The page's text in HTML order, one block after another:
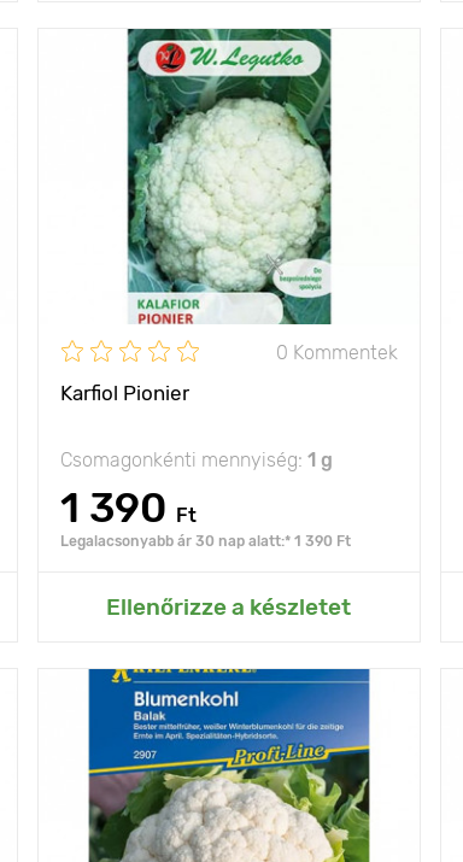
0 Kommentek
Karfiol Pionier
Csomagonkénti mennyiség: 1 g
1 390 Ft
Legalacsonyabb ár 30 nap alatt:* 1 390 Ft
Ellenőrizze a készletet
Jellemzők helytálló kromatika
Ültetési távolság 50 х 50 cm
Fényigény
Hozzáadás az Én kertemhez
Jellemzők
Ültetési távolság 80 х 45 cm
Fényigény nap